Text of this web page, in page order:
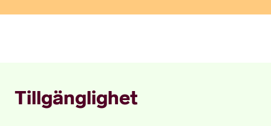
Tillgänglighet